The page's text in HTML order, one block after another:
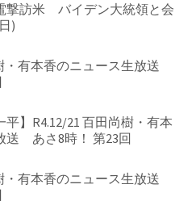
撃訪米 バイデン大統領と会
)
・有本香のニュース生放送
平】R4.12/21 百田尚樹・有本
送 あさ8時！ 第23回
・有本香のニュース生放送